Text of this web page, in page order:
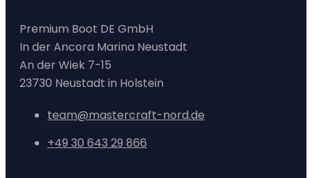
Premium Boot DE GmbH
In der Ancora Marina Neustadt
An der Wiek 7-15
23730 Neustadt in Holstein
team@mastercraft-nord.de
+49 30 643 29 866